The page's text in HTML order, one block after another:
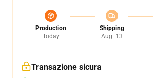
Production
Today
Shipping
Aug. 13
Transazione sicura